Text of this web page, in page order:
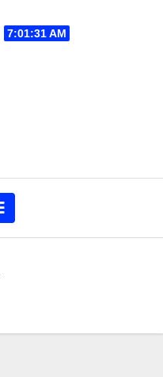
7:01:32 AM